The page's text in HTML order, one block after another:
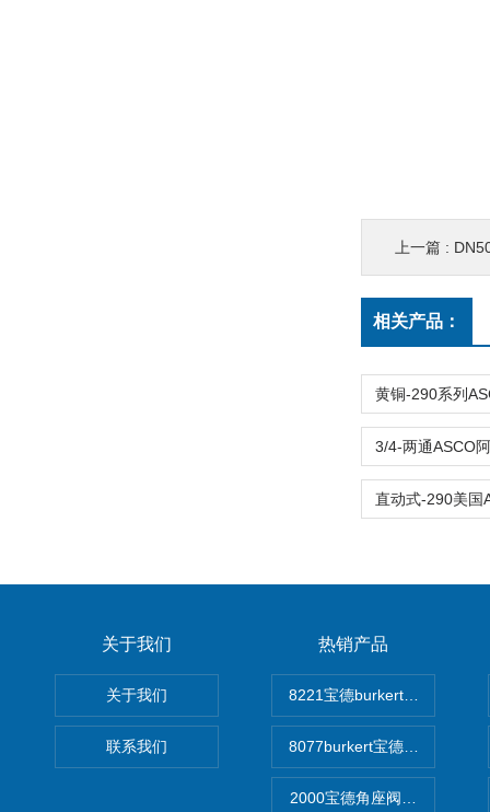
上一篇 : DN50-
相关产品：
关于我们
关于我们
联系我们
热销产品
8221宝德burkert电导率探头
8077burkert宝德椭圆齿轮脉
2000宝德角座阀德国宝帝